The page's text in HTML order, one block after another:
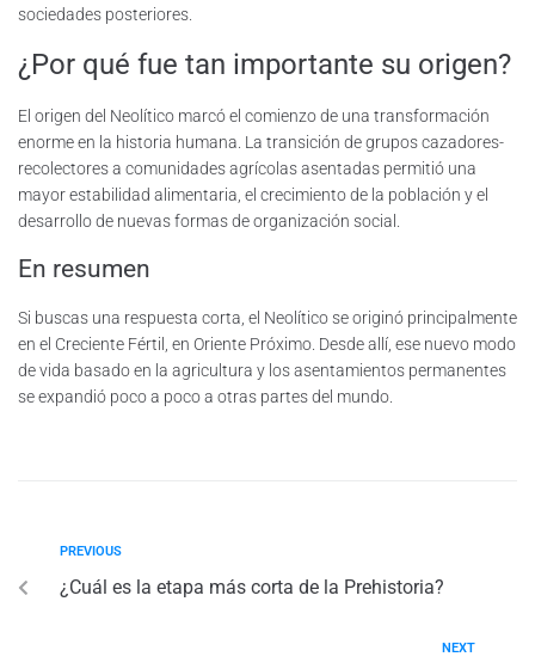
sociedades posteriores.
¿Por qué fue tan importante su origen?
El origen del Neolítico marcó el comienzo de una transformación
enorme en la historia humana. La transición de grupos cazadores-
recolectores a comunidades agrícolas asentadas permitió una
mayor estabilidad alimentaria, el crecimiento de la población y el
desarrollo de nuevas formas de organización social.
En resumen
Si buscas una respuesta corta, el Neolítico se originó principalmente
en el Creciente Fértil, en Oriente Próximo. Desde allí, ese nuevo modo
de vida basado en la agricultura y los asentamientos permanentes
se expandió poco a poco a otras partes del mundo.
PREVIOUS
¿Cuál es la etapa más corta de la Prehistoria?
NEXT